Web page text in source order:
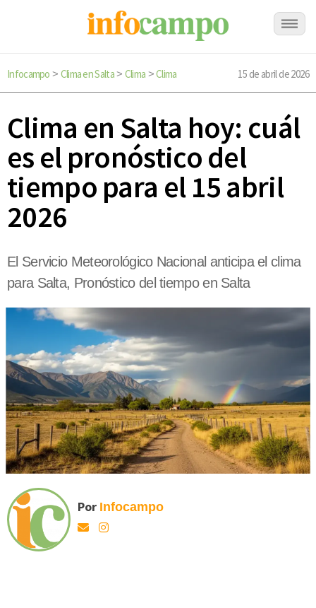
Infocampo > Clima en Salta> Clima >Clima 15 de abril de 2026
Clima en Salta hoy: cuál
es el pronóstico del
tiempo para el 15 abril
2026
El Servicio Meteorológico Nacional anticipa el clima
para Salta, Pronóstico del tiempo en Salta
Por Infocampo